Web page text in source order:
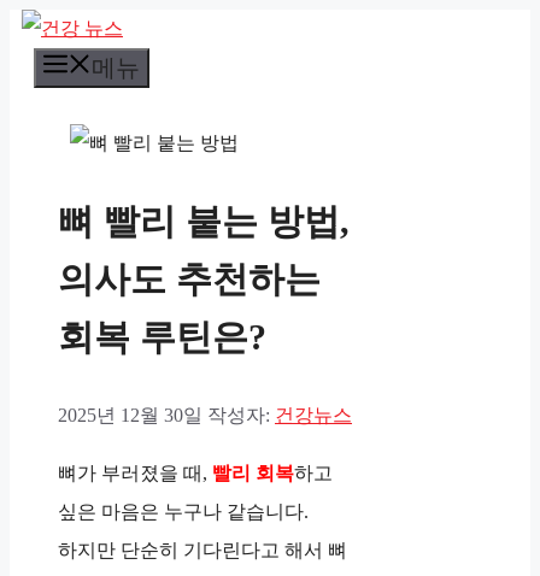
컨
메뉴
뼈 빨리 붙는 방법,
의사도 추천하는
회복 루틴은?
2025년 12월 30일 작성자: 건강뉴스
뼈가 부러졌을 때, 빨리 회복하고
싶은 마음은 누구나 같습니다.
하지만 단순히 기다린다고 해서 뼈